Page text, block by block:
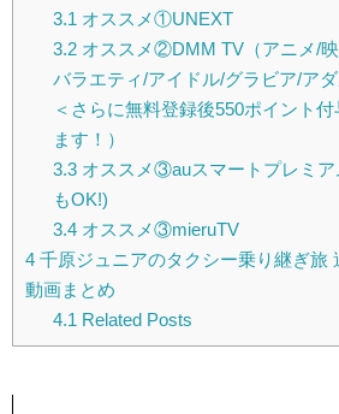
3.1 オススメ①UNEXT
3.2オススメ②DMM TV（アニメ/
バラエティ/アイドル/グラビア/ア
＜さらに無料登録後550ポイント
ます！）
3.3オススメ③auスマートプレミア
もOK!)
3.4オススメ③mieruTV
4 千原ジュニアのタクシー乗り継ぎ旅
動画まとめ
4.1 Related Posts